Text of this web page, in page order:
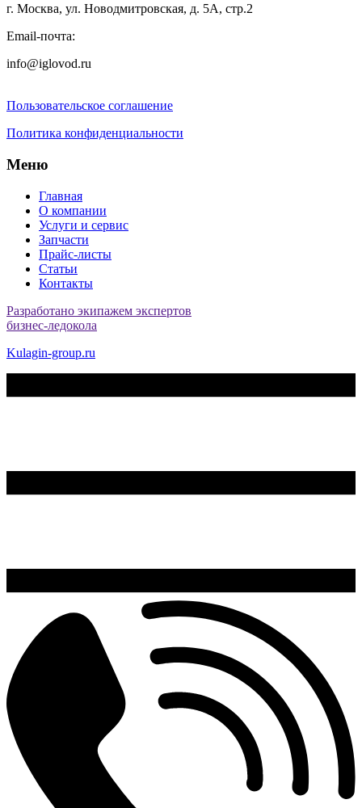
г. Москва, ул. Новодмитровская, д. 5А, стр.2
Email-почта:
info@iglovod.ru
Пользовательское соглашение
Политика конфиденциальности
Меню
Главная
О компании
Услуги и сервис
Запчасти
Прайс-листы
Статьи
Контакты
Разработано экипажем экспертов
бизнес-ледокола
Kulagin-group.ru